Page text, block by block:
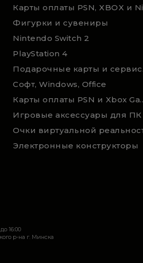
Фигурки и сувениры
Nintendo Switch 2
PlayStation 4
Софт, Windows, Office
Карты оплаты PSN и
Игровые аксессуары для ПК
Очки виртуальной
Электронные конструкторы
16:00
р-на г. Минска